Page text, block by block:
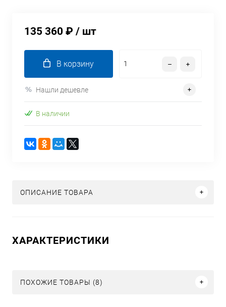
135 360 ₽ / шт
В корзину
Нашли дешевле
В наличии
ОПИСАНИЕ ТОВАРА
ХАРАКТЕРИСТИКИ
ПОХОЖИЕ ТОВАРЫ (8)